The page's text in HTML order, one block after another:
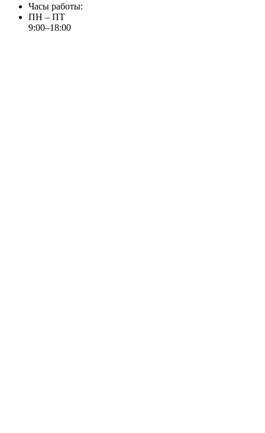
Часы работы:
ПН – ПТ
9:00–18:00